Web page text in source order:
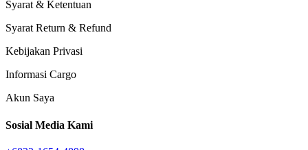
Syarat & Ketentuan
Syarat Return & Refund
Kebijakan Privasi
Informasi Cargo
Akun Saya
Sosial Media Kami